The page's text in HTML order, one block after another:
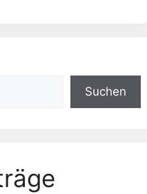
Suchen